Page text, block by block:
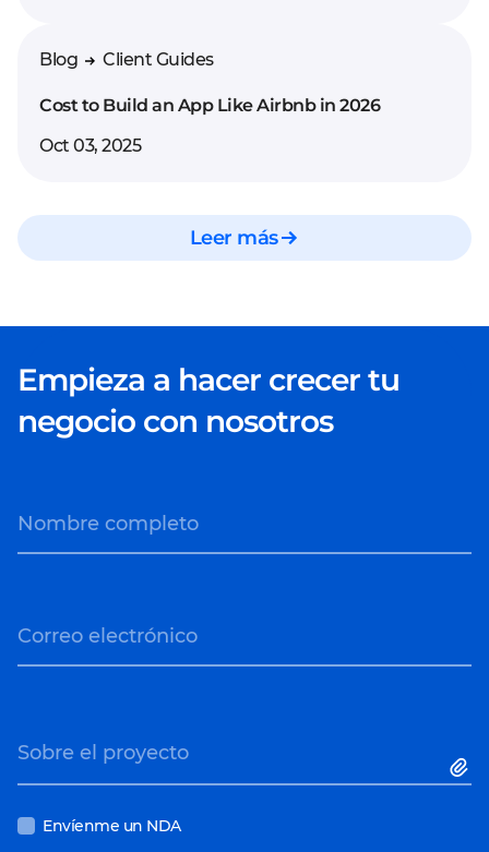
clientes reales y recibir
feedback para su
desarrolladores
amplían tu equipo
desarrollo.
Blog Client Guides
Cost to Build an App Like Airbnb in 2026
Oct 03, 2025
Leer más
Empieza a hacer crecer tu
negocio con nosotros
Nombre completo
Correo electrónico
Sobre el proyecto
Envíenme un NDA